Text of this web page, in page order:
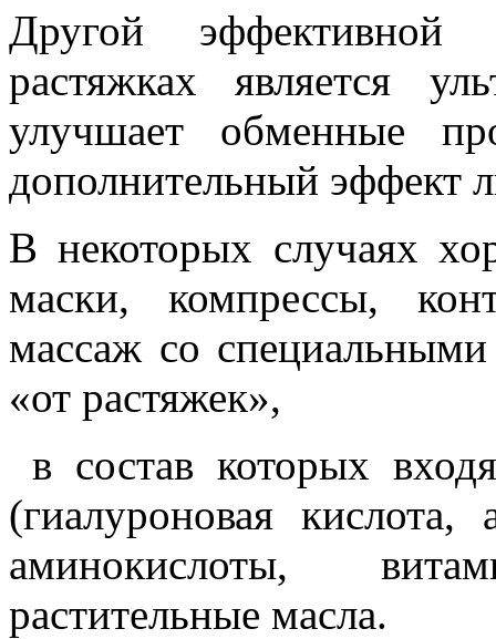
Другой эффективной
растяжках является
улучшает обменные
дополнительный эффект
В некоторых случаях
маски, компрессы,
массаж со
«от растяжек»,
в состав которых
(гиалуроновая кислота,
аминокислоты,
растительные масла.